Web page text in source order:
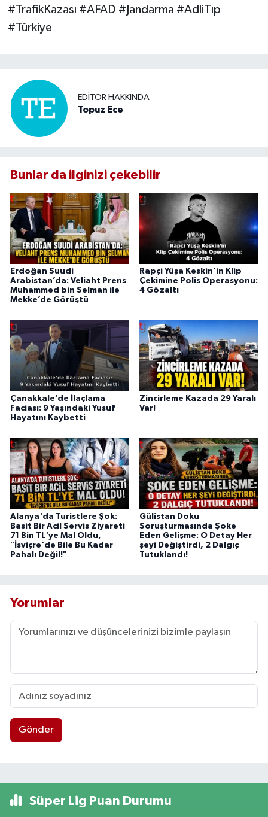
#TrafikKazası #AFAD #Jandarma #AdliTıp
#Türkiye
EDITÖR HAKKINDA
Topuz Ece
Bunlar da ilginizi çekebilir
Erdoğan Suudi
Arabistan’da: Veliaht Prens
Muhammed bin Selman ile
Mekke’de Görüştü
Rapçi Yüşa Keskin’in Klip
Çekimine Polis Operasyonu:
4 Gözaltı
Çanakkale’de İlaçlama
Faciası: 9 Yaşındaki Yusuf
Hayatını Kaybetti
Zincirleme Kazada 29 Yaralı
Var!
Alanya'da Turistlere Şok:
Basit Bir Acil Servis Ziyareti
71 Bin TL'ye Mal Oldu,
"İsviçre'de Bile Bu Kadar
Pahalı Değil!"
Gülistan Doku
Soruşturmasında Şoke
Eden Gelişme: O Detay Her
şeyi Değiştirdi, 2 Dalgıç
Tutuklandı!
Yorumlar
Gönder
Süper Lig Puan Durumu